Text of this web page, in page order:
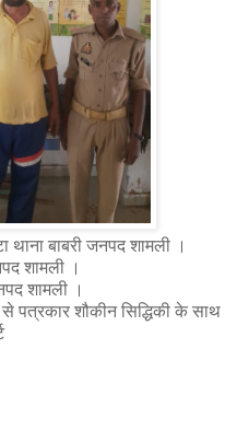
थाना बाबरी जनपद शामली ।
शामली ।
शामली ।
पत्रकार शौकीन सिद्धिकी के साथ